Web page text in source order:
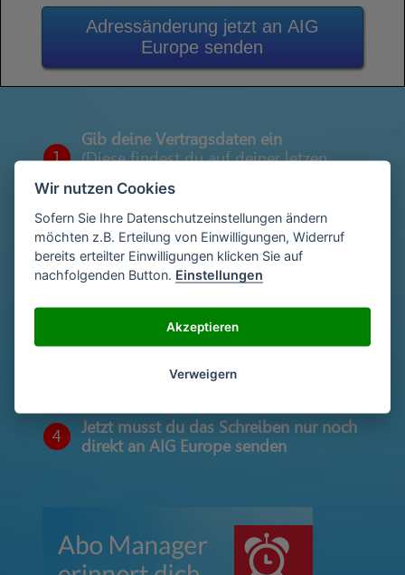
Adressänderung jetzt an AIG
Europe senden
1
Gib deine Vertragsdaten ein
(Diese findest du auf deiner letzen
Abrechnung)
2
Gib deinen Namen und deine Adresse
ein
3
Unterschriebe das Schreiben mit deinem
4
Jetzt musst du das Schreiben nur noch
direkt an AIG Europe senden
Wir nutzen Cookies
Sofern Sie Ihre Datenschutzeinstellungen ändern
möchten z.B. Erteilung von Einwilligungen, Widerruf
bereits erteilter Einwilligungen klicken Sie auf
nachfolgenden Button. Einstellungen
Akzeptieren
Verweigern